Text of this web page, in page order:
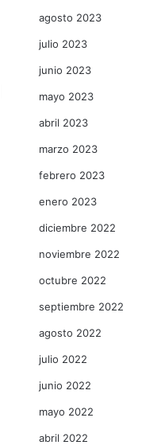
agosto 2023
julio 2023
junio 2023
mayo 2023
abril 2023
marzo 2023
febrero 2023
enero 2023
diciembre 2022
noviembre 2022
octubre 2022
septiembre 2022
agosto 2022
julio 2022
junio 2022
mayo 2022
abril 2022